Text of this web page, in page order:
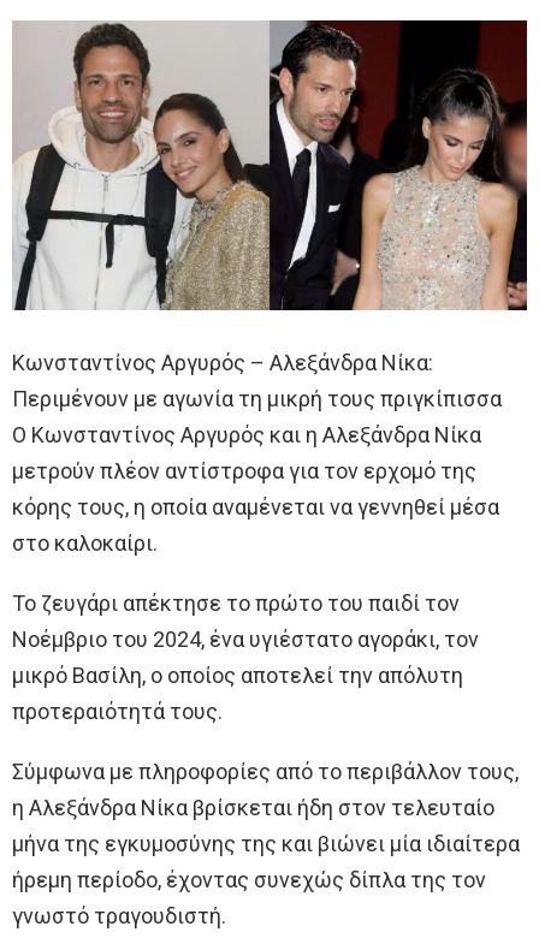
Κωνσταντίνος Αργυρός – Αλεξάνδρα Νίκα:
Περιμένουν με αγωνία τη μικρή τους πριγκίπισσα
Ο Κωνσταντίνος Αργυρός και η Αλεξάνδρα Νίκα
μετρούν πλέον αντίστροφα για τον ερχομό της
κόρης τους, η οποία αναμένεται να γεννηθεί μέσα
στο καλοκαίρι.
Το ζευγάρι απέκτησε το πρώτο του παιδί τον
Νοέμβριο του 2024, ένα υγιέστατο αγοράκι, τον
μικρό Βασίλη, ο οποίος αποτελεί την απόλυτη
προτεραιότητά τους.
Σύμφωνα με πληροφορίες από το περιβάλλον τους,
η Αλεξάνδρα Νίκα βρίσκεται ήδη στον τελευταίο
μήνα της εγκυμοσύνης της και βιώνει μία ιδιαίτερα
ήρεμη περίοδο, έχοντας συνεχώς δίπλα της τον
γνωστό τραγουδιστή.